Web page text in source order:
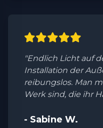
"Endlich Licht auf
Installation der
reibungslos. Man
Werk sind, die ihr
- Sabine W.